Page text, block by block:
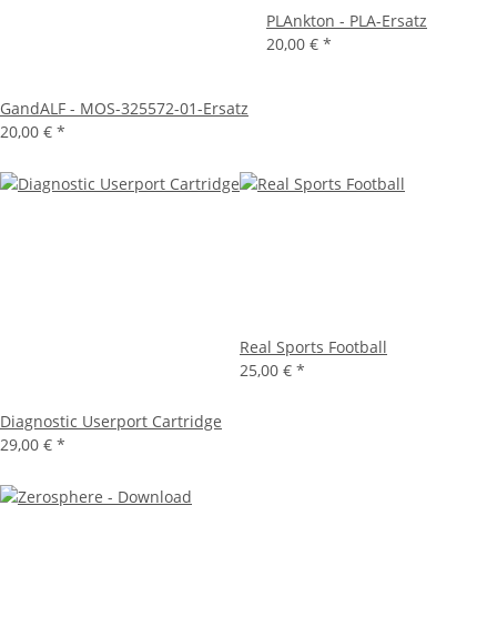
GandALF - MOS-325572-01-Ersatz
20,00 € *
PLAnkton - PLA-Ersatz
20,00 € *
Diagnostic Userport Cartridge
29,00 € *
Real Sports Football
25,00 € *